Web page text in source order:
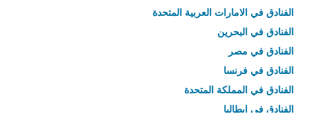
الفنادق في الامارات العربية المتحدة
الفنادق في البحرين
الفنادق في مصر
الفنادق في فرنسا
الفنادق في المملكة المتحدة
الفنادق في إيطاليا